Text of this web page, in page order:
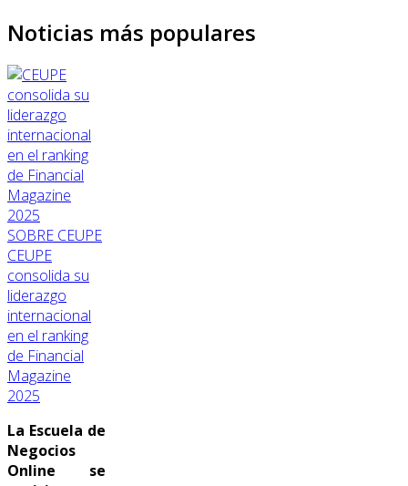
Noticias más populares
SOBRE CEUPE
CEUPE
consolida su
liderazgo
internacional
en el ranking
de Financial
Magazine
2025
La Escuela de
Negocios
Online se